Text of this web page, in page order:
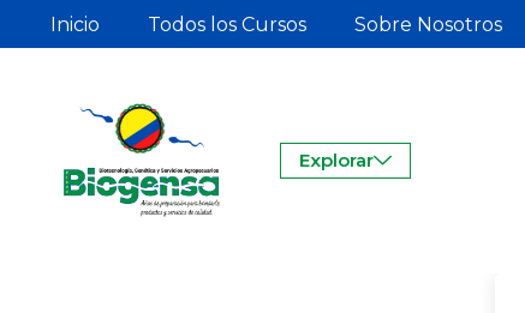
Inicio Todos los Cursos Sobre Nosotros
Explorar